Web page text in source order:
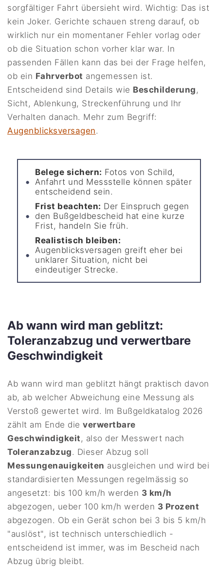
sorgfältiger Fahrt übersieht wird. Wichtig: Das ist
kein Joker. Gerichte schauen streng darauf, ob
wirklich nur ein momentaner Fehler vorlag oder
ob die Situation schon vorher klar war. In
passenden Fällen kann das bei der Frage helfen,
ob ein Fahrverbot angemessen ist.
Entscheidend sind Details wie Beschilderung,
Sicht, Ablenkung, Streckenführung und Ihr
Verhalten danach. Mehr zum Begriff:
Augenblicksversagen.
Belege sichern: Fotos von Schild,
Anfahrt und Messstelle können später
entscheidend sein.
Frist beachten: Der Einspruch gegen
den Bußgeldbescheid hat eine kurze
Frist, handeln Sie früh.
Realistisch bleiben:
Augenblicksversagen greift eher bei
unklarer Situation, nicht bei
eindeutiger Strecke.
Ab wann wird man geblitzt:
Toleranzabzug und verwertbare
Geschwindigkeit
Ab wann wird man geblitzt hängt praktisch davon
ab, ab welcher Abweichung eine Messung als
Verstoß gewertet wird. Im Bußgeldkatalog 2026
zählt am Ende dieverwertbare
Geschwindigkeit, also der Messwert nach
Toleranzabzug. Dieser Abzug soll
Messungenauigkeiten ausgleichen und wird bei
standardisierten Messungen regelmässig so
angesetzt: bis 100 km/h werden 3 km/h
abgezogen, ueber 100 km/h werden 3 Prozent
abgezogen. Ob ein Gerät schon bei 3 bis 5 km/h
"auslöst", ist technisch unterschiedlich -
entscheidend ist immer, was im Bescheid nach
Abzug übrig bleibt.